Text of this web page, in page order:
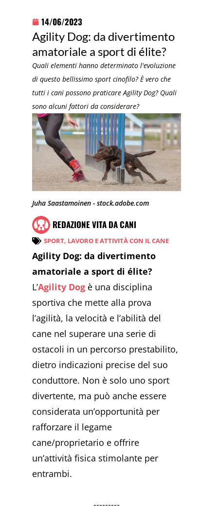
14/06/2023
Agility Dog: da divertimento
amatoriale a sport di élite?
Quali elementi hanno determinato l'evoluzione
di questo bellissimo sport cinofilo? È vero che
tutti i cani possono praticare Agility Dog? Quali
sono alcuni fattori da considerare?
Juha Saastamoinen - stock.adobe.com
REDAZIONE VITA DA CANI
SPORT, LAVORO E ATTIVITÀ CON IL CANE
Agility Dog: da divertimento
amatoriale a sport di élite?
L’Agility Dog è una disciplina
sportiva che mette alla prova
l’agilità, la velocità e l’abilità del
cane nel superare una serie di
ostacoli in un percorso prestabilito,
dietro indicazioni precise del suo
conduttore. Non è solo uno sport
divertente, ma può anche essere
considerata un’opportunità per
rafforzare il legame
cane/proprietario e offrire
un’attività fisica stimolante per
entrambi.
---------